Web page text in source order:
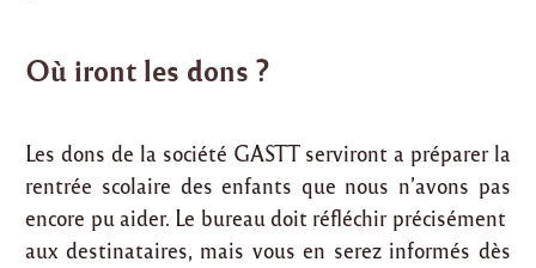
Où iront les dons ?
Les dons de la société GASTT serviront a préparer la
rentrée scolaire des enfants que nous n’avons pas
encore pu aider. Le bureau doit réfléchir précisément
aux destinataires, mais vous en serez informés dès